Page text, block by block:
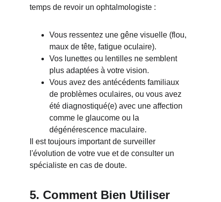
temps de revoir un ophtalmologiste :
Vous ressentez une gêne visuelle (flou,
maux de tête, fatigue oculaire).
Vos lunettes ou lentilles ne semblent
plus adaptées à votre vision.
Vous avez des antécédents familiaux
de problèmes oculaires, ou vous avez
été diagnostiqué(e) avec une affection
comme le glaucome ou la
dégénérescence maculaire.
Il est toujours important de surveiller
l'évolution de votre vue et de consulter un
spécialiste en cas de doute.
5. Comment Bien Utiliser